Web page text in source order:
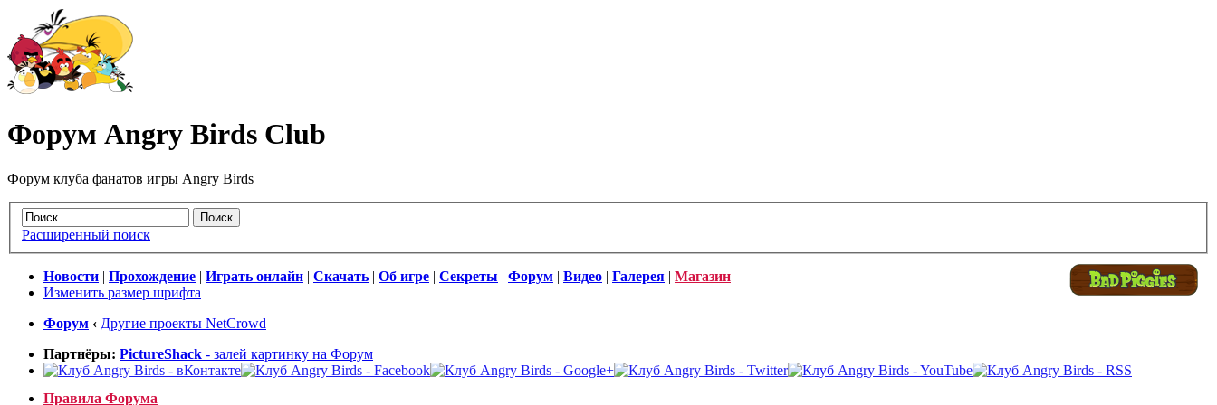
Форум Angry Birds Club
Форум клуба фанатов игры Angry Birds
Расширенный поиск
Новости Прохождение Играть онлайн Скачать Об игре Секреты Форум Видео Галерея
Магазин
Изменить размер шрифта
Форум ‹ Другие проекты NetCrowd
Партнёры: PictureShack - залей картинку на Форум
Правила Форума